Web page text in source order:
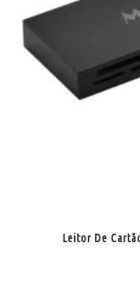
Leitor De